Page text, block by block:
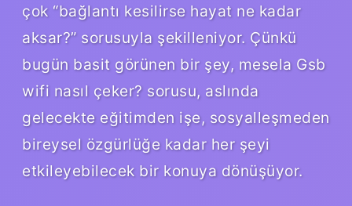
çok “bağlantı kesilirse hayat ne kadar
aksar?” sorusuyla şekilleniyor. Çünkü
bugün basit görünen bir şey, mesela Gsb
wifi nasıl çeker? sorusu, aslında
gelecekte eğitimden işe, sosyalleşmeden
bireysel özgürlüğe kadar her şeyi
etkileyebilecek bir konuya dönüşüyor.